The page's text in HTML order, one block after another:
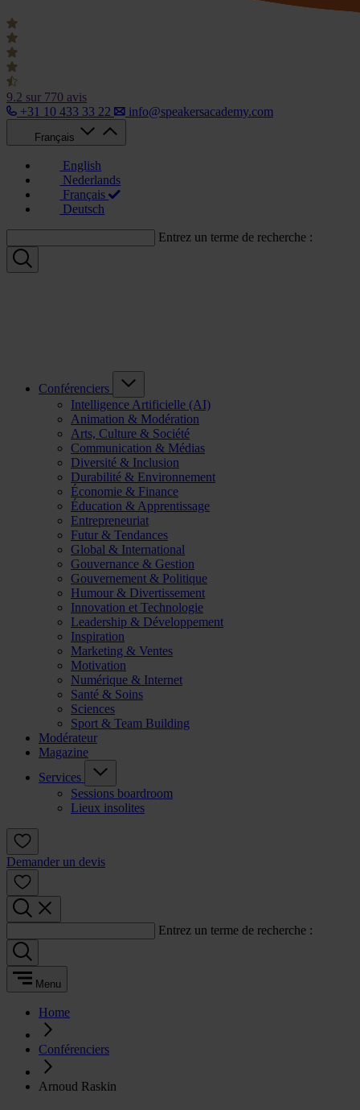
9.2 sur 770 avis
+31 10 433 33 22
info@speakersacademy.com
Français
English
Nederlands
Français
Deutsch
Entrez un terme de recherche :
Conférenciers
Intelligence Artificielle (AI)
Animation & Modération
Arts, Culture & Société
Communication & Médias
Diversité & Inclusion
Durabilité & Environnement
Économie & Finance
Éducation & Apprentissage
Entrepreneuriat
Futur & Tendances
Global & International
Gouvernance & Gestion
Gouvernement & Politique
Humour & Divertissement
Innovation et Technologie
Leadership & Développement
Inspiration
Marketing & Ventes
Motivation
Numérique & Internet
Santé & Soins
Sciences
Sport & Team Building
Modérateur
Magazine
Services
Sessions boardroom
Lieux insolites
Demander un devis
Entrez un terme de recherche :
Menu
Home
Conférenciers
Arnoud Raskin